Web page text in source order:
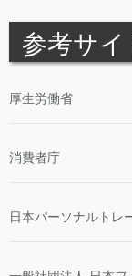
参考サイ
厚生労働省
消費者庁
日本パーソナルトレ